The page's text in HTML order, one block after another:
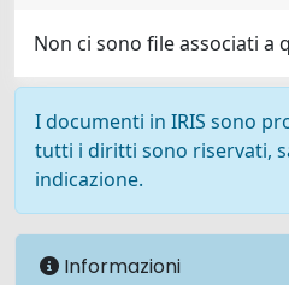
Non ci sono file associati a
I documenti in IRIS sono
tutti i diritti sono riservati,
indicazione.
Informazioni